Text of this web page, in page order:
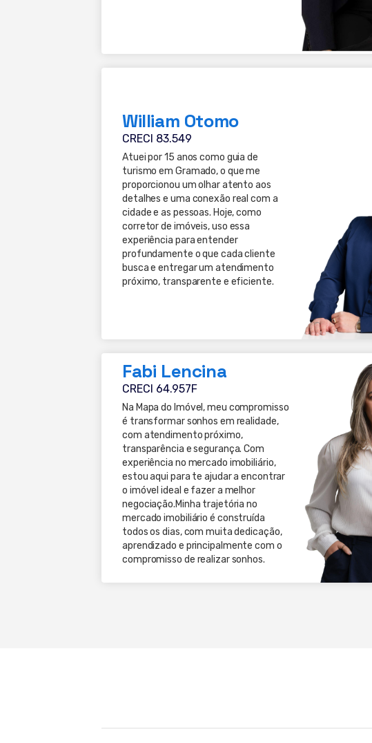
William Otomo
CRECI 83.549
Atuei por 15 anos como guia de
turismo em Gramado, o que me
proporcionou um olhar atento aos
detalhes e uma conexão real com a
cidade e as pessoas. Hoje, como
corretor de imóveis, uso essa
experiência para entender
profundamente o que cada cliente
busca e entregar um atendimento
próximo, transparente e eficiente.
Fabi Lencina
CRECI 64.957F
Na Mapa do Imóvel, meu compromisso
é transformar sonhos em realidade,
com atendimento próximo,
transparência e segurança. Com
experiência no mercado imobiliário,
estou aqui para te ajudar a encontrar
o imóvel ideal e fazer a melhor
negociação.Minha trajetória no
mercado imobiliário é construída
todos os dias, com muita dedicação,
aprendizado e principalmente com o
compromisso de realizar sonhos.